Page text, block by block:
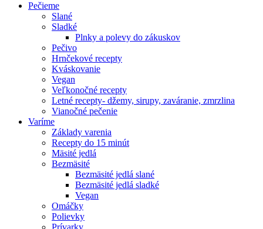
Pečieme
Slané
Sladké
Plnky a polevy do zákuskov
Pečivo
Hrnčekové recepty
Kváskovanie
Vegan
Veľkonočné recepty
Letné recepty- džemy, sirupy, zaváranie, zmrzlina
Vianočné pečenie
Varíme
Základy varenia
Recepty do 15 minút
Mäsité jedlá
Bezmäsité
Bezmäsité jedlá slané
Bezmäsité jedlá sladké
Vegan
Omáčky
Polievky
Prívarky